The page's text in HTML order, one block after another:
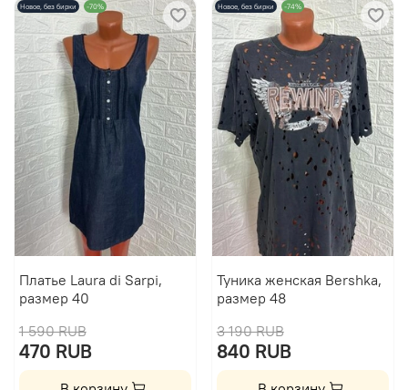
Новое, без бирки -70%
Платье Laura di Sarpi,
размер 40
1 590 RUB
470 RUB
Новое, без бирки -74%
Туника женская Bershka,
размер 48
3 190 RUB
840 RUB